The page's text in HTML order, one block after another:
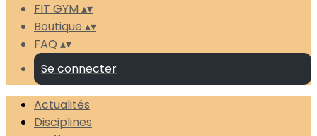
FIT GYM ▴▾
Boutique ▴▾
FAQ ▴▾
Se connecter
Actualités
Disciplines